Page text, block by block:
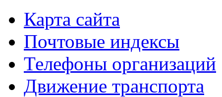
Карта сайта
Почтовые индексы
Телефоны организаций
Движение транспорта